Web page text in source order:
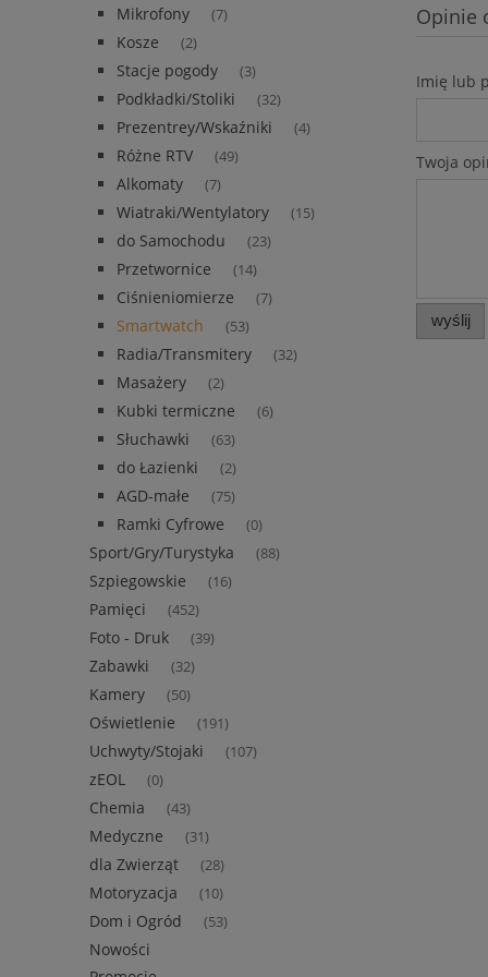
Mikrofony (7)
Kosze (2)
Stacje pogody (3)
Podkładki/Stoliki (32)
Prezentrey/Wskaźniki (4)
Różne RTV (49)
Alkomaty (7)
Wiatraki/Wentylatory (15)
do Samochodu (23)
Przetwornice (14)
Ciśnieniomierze (7)
Smartwatch (53)
Radia/Transmitery (32)
Masażery (2)
Kubki termiczne (6)
Słuchawki (63)
do Łazienki (2)
AGD-małe (75)
Ramki Cyfrowe (0)
Sport/Gry/Turystyka (88)
Szpiegowskie (16)
Pamięci (452)
Foto - Druk (39)
Zabawki (32)
Kamery (50)
Oświetlenie (191)
Uchwyty/Stojaki (107)
zEOL (0)
Chemia (43)
Medyczne (31)
dla Zwierząt (28)
Motoryzacja (10)
Dom i Ogród (53)
Nowości
Opinie
Imię lub
Twoja
wyślij